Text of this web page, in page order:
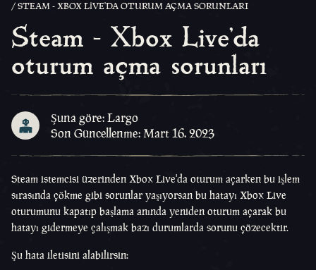
STEAM - XBOX LIVE'DA OTURUM AÇMA SORUNLARI
Steam - Xbox Live'da
oturum açma sorunları
Şuna göre: Largo
Son Güncellenme: Mart 16. 2023
Steam istemcisi üzerinden Xbox Live'da oturum açarken bu işlem
sırasında çökme gibi sorunlar yaşıyorsan bu hatayı Xbox Live
oturumunu kapatıp başlama anında yeniden oturum açarak bu
hatayı gidermeye çalışmak bazı durumlarda sorunu çözecektir.
Şu hata iletisini alabilirsin: